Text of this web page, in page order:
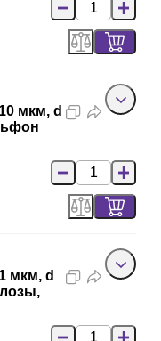
мкм, d
мкм, d